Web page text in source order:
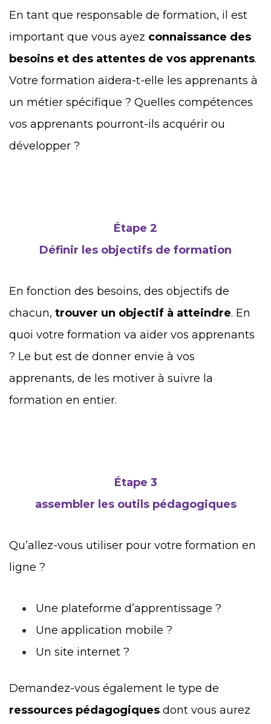
En tant que responsable de formation, il est
important que vous ayez connaissance des
besoins et des attentes de vos apprenants.
Votre formation aidera-t-elle les apprenants à
un métier spécifique ? Quelles compétences
vos apprenants pourront-ils acquérir ou
développer ?
Étape 2
Définir les objectifs de formation
En fonction des besoins, des objectifs de
chacun, trouver un objectif à atteindre. En
quoi votre formation va aider vos apprenants
? Le but est de donner envie à vos
apprenants, de les motiver à suivre la
formation en entier.
Étape 3
assembler les outils pédagogiques
Qu’allez-vous utiliser pour votre formation en
ligne ?
Une plateforme d’apprentissage ?
Une application mobile ?
Un site internet ?
Demandez-vous également le type de
ressources pédagogiques dont vous aurez